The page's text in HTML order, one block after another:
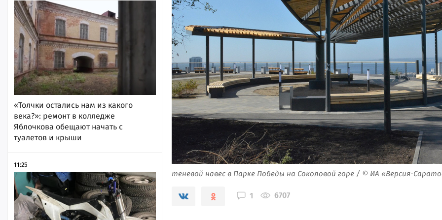
«Толчки остались нам из какого
века?»: ремонт в колледже
Яблочкова обещают начать с
туалетов и крыши
11:25
теневой навес в Парке Победы на Соколовой горе / © ИА «Версия-
1 6707